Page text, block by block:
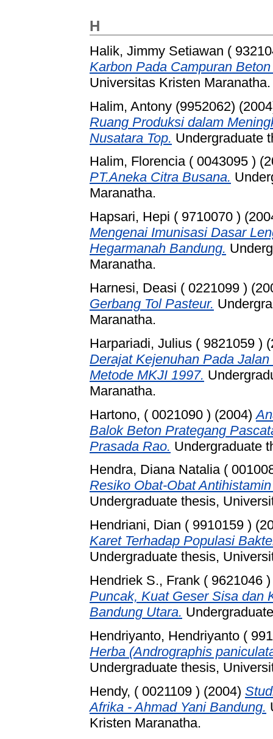
H
Halik, Jimmy Setiawan (
Karbon Pada Campuran
Universitas Kristen Maranatha.
Halim, Antony (9952062)
Ruang Produksi dalam
Nusatara Top. Undergraduate
Halim, Florencia ( 0043095 )
PT.Aneka Citra Busana.
Maranatha.
Hapsari, Hepi ( 9710070 )
Mengenai Imunisasi Dasar
Hegarmanah Bandung.
Maranatha.
Harnesi, Deasi ( 0221099 )
Gerbang Tol Pasteur.
Maranatha.
Harpariadi, Julius ( 9821059 )
Derajat Kejenuhan Pada
Metode MKJI 1997.
Maranatha.
Hartono, ( 0021090 ) (2004)
Balok Beton Prategang
Prasada Rao. Undergraduate
Hendra, Diana Natalia (
Resiko Obat-Obat
Undergraduate thesis,
Hendriani, Dian ( 9910159 )
Karet Terhadap Populasi
Undergraduate thesis,
Hendriek S., Frank ( 9621046 )
Puncak, Kuat Geser Sisa dan
Bandung Utara.
Hendriyanto, Hendriyanto (
Herba (Andrographis
Undergraduate thesis,
Hendy, ( 0021109 ) (2004)
Afrika - Ahmad Yani Bandung.
Kristen Maranatha.